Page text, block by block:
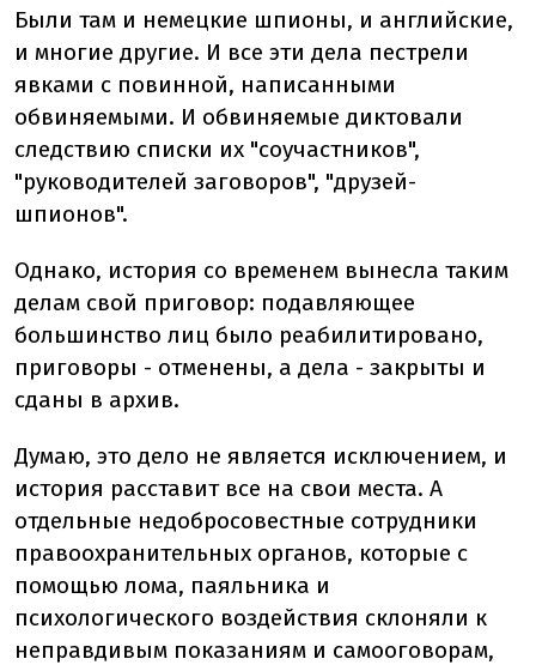
Были там и немецкие шпионы, и английские,
и многие другие. И все эти дела пестрели
явками с повинной, написанными
обвиняемыми. И обвиняемые диктовали
следствию списки их "соучастников",
"руководителей заговоров", "друзей-
шпионов".
Однако, история со временем вынесла таким
делам свой приговор: подавляющее
большинство лиц было реабилитировано,
приговоры - отменены, а дела - закрыты и
сданы в архив.
Думаю, это дело не является исключением, и
история расставит все на свои места. А
отдельные недобросовестные сотрудники
правоохранительных органов, которые с
помощью лома, паяльника и
психологического воздействия склоняли к
неправдивым показаниям и самооговорам,